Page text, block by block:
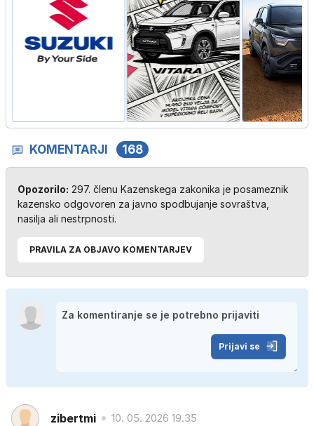
KOMENTARJI 168
Opozorilo: 297. členu Kazenskega zakonika je posameznik
kazensko odgovoren za javno spodbujanje sovraštva,
nasilja ali nestrpnosti.
PRAVILA ZA OBJAVO KOMENTARJEV
Prijavi se
zibertmi 10. 05. 2026 19.35